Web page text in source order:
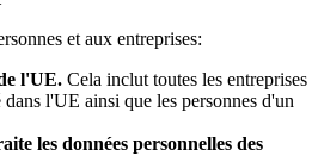
et aux entreprises:
l'UE. Cela inclut toutes les entreprises
dans l'UE ainsi que les personnes d'un
les données personnelles des